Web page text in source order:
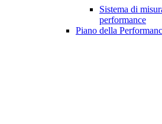
Sistema di
performance
Piano della